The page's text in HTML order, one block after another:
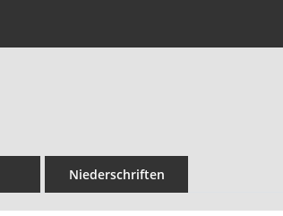
Niederschriften